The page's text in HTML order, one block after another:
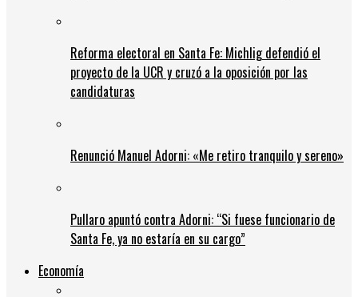
Reforma electoral en Santa Fe: Michlig defendió el
proyecto de la UCR y cruzó a la oposición por las
candidaturas
Renunció Manuel Adorni: «Me retiro tranquilo y sereno»
Pullaro apuntó contra Adorni: “Si fuese funcionario de
Santa Fe, ya no estaría en su cargo”
Economía